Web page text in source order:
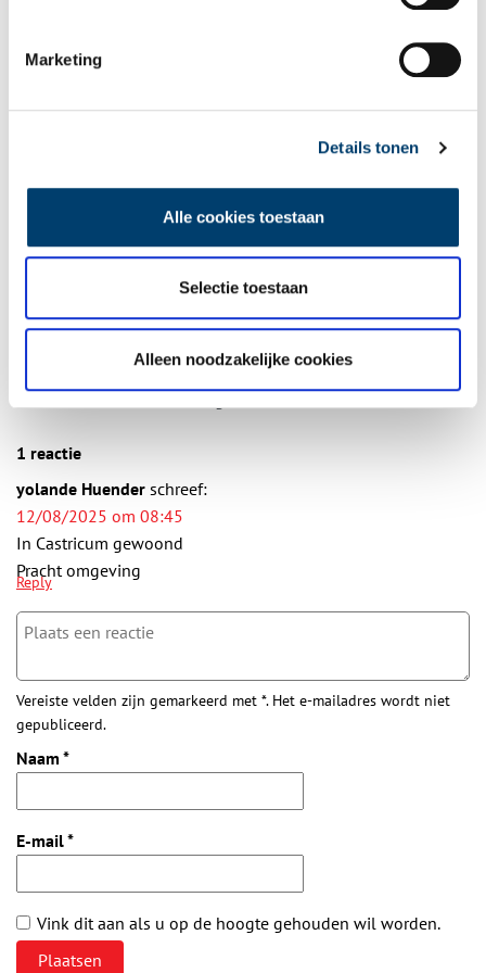
Marketing
Details tonen
Alle cookies toestaan
Selectie toestaan
Alleen noodzakelijke cookies
laatste erfgoednieuws? Schrijf u dan nu in voor onze
Bij inschrijving gaat u akkoord met ons
Aanvullingen
1 reactie
yolande Huender schreef:
12/08/2025 om 08:45
In Castricum gewoond
Pracht omgeving
Reply
Vereiste velden zijn gemarkeerd met *. Het e-mailadres wordt niet
gepubliceerd.
Naam *
E-mail*
Vink dit aan als u op de hoogte gehouden wil worden.